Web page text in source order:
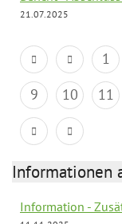
21.07.2025
1
9
10 11
Informationen
Information -